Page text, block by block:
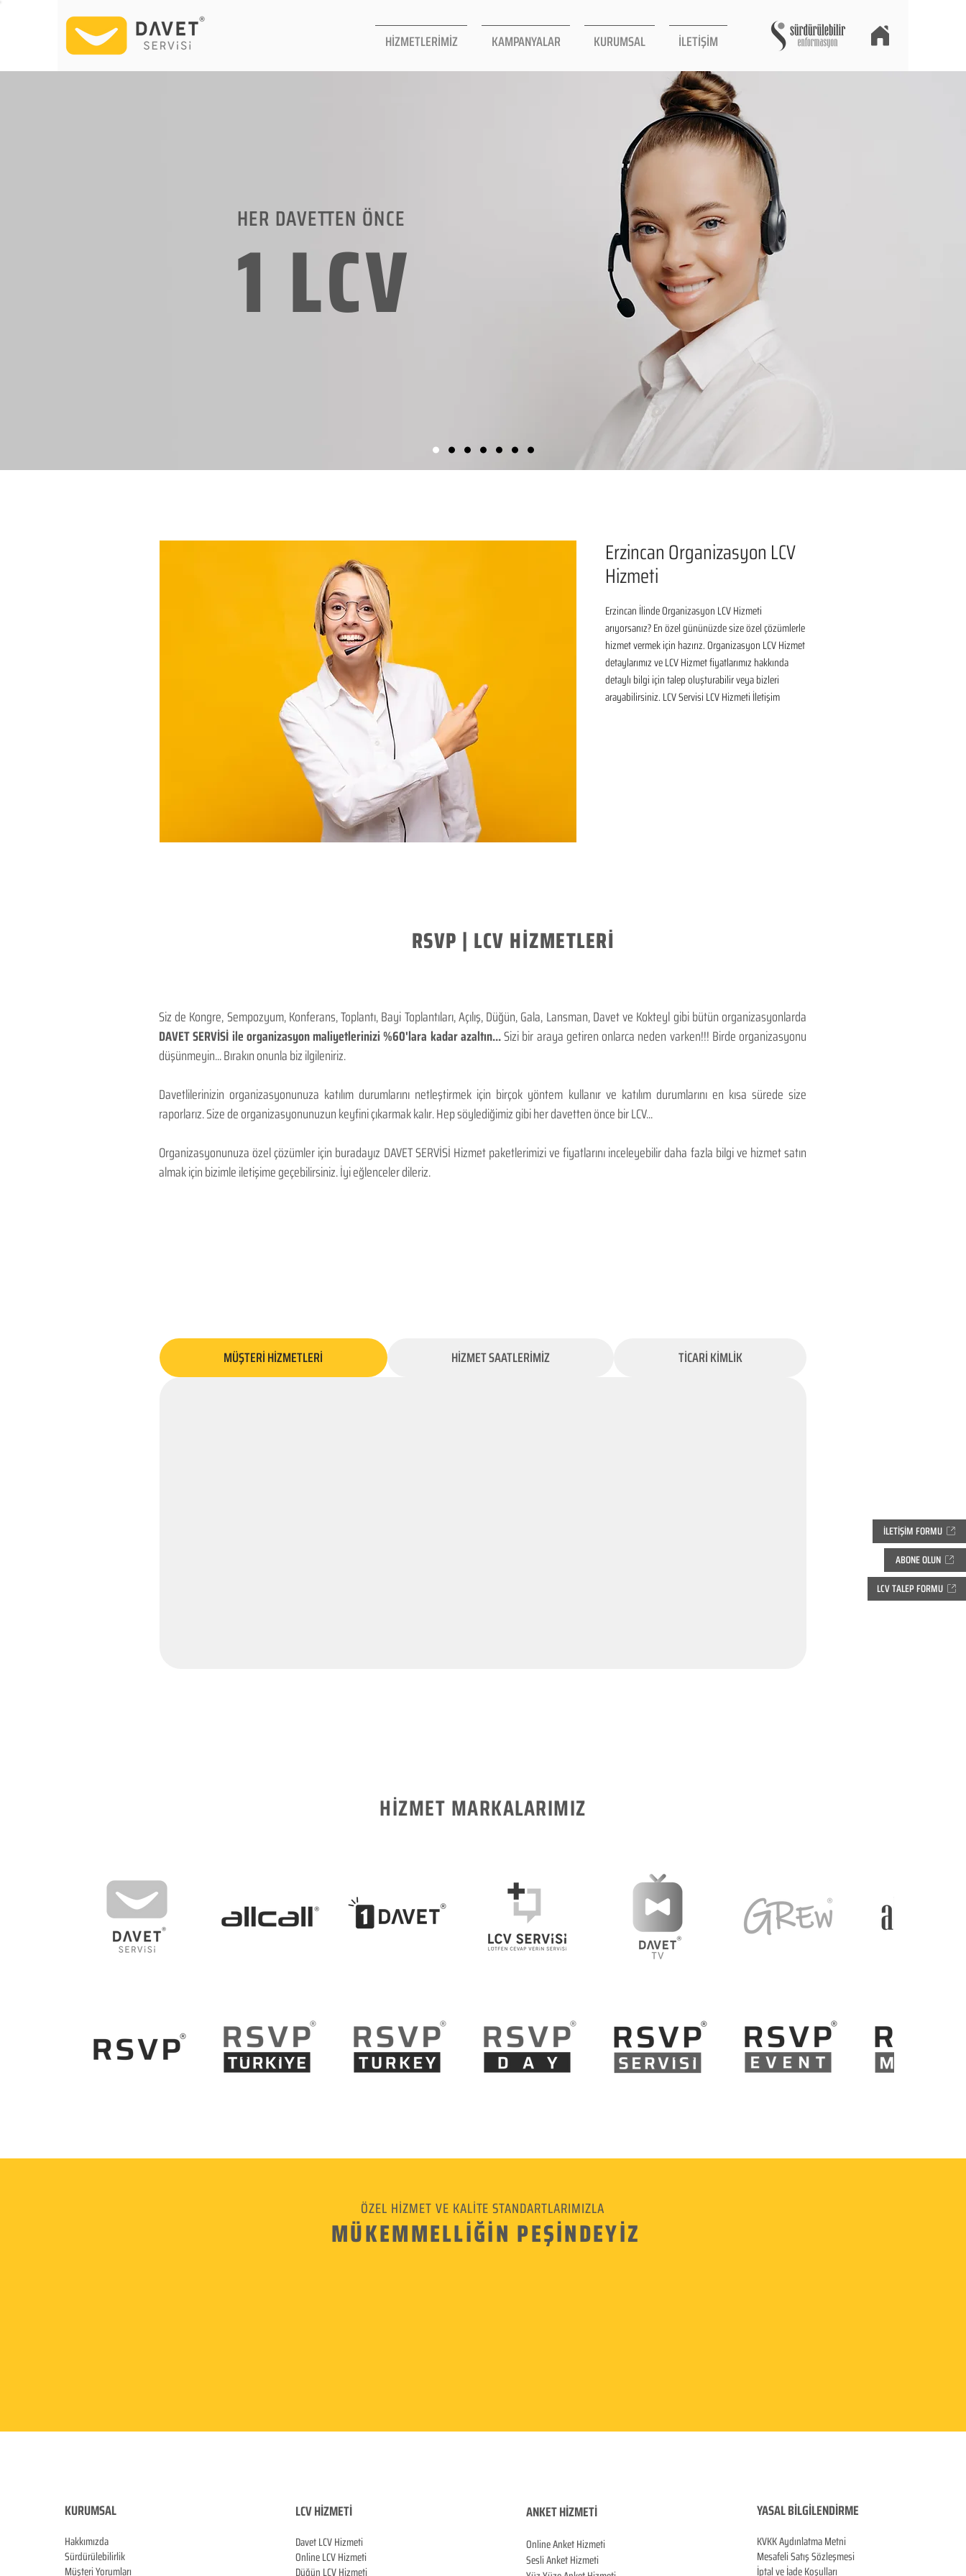
HİZMETLERİMİZ KAMPANYALAR KURUMSAL İLETİŞİM
ABONE OLUN
LCV TALEP FORMU
İLETİŞİM FORMU
HER DAVETTEN ÖNCE
1 LCV
Erzincan Organizasyon LCV
Hizmeti
Erzincan İlinde Organizasyon LCV Hizmeti
arıyorsanız? En özel gününüzde size özel çözümlerle
hizmet vermek için hazırız. Organizasyon LCV Hizmet
detaylarımız ve LCV Hizmet fiyatlarımız hakkında
detaylı bilgi için talep oluşturabilir veya bizleri
arayabilirsiniz. LCV Servisi LCV Hizmeti İletişim
RSVP | LCV HİZMETLERİ
Siz de Kongre, Sempozyum, Konferans, Toplantı, Bayi Toplantıları, Açılış, Düğün, Gala, Lansman, Davet ve Kokteyl gibi bütün organizasyonlarda
DAVET SERVİSİ ile organizasyon maliyetlerinizi %60'lara kadar azaltın...Sizi bir araya getiren onlarca neden varken!!! Birde organizasyonu
düşünmeyin... Bırakın onunla biz ilgileniriz.
Davetlilerinizin organizasyonunuza katılım durumlarını netleştirmek için birçok yöntem kullanır ve katılım durumlarını en kısa sürede size
raporlarız. Size de organizasyonunuzun keyfini çıkarmak kalır. Hep söylediğimiz gibi her davetten önce bir LCV...
Organizasyonunuza özel çözümler için buradayız DAVET SERVİSİ Hizmet paketlerimizi ve fiyatlarını inceleyebilir daha fazla bilgi ve hizmet satın
almak için bizimle iletişime geçebilirsiniz. İyi eğlenceler dileriz.
MÜŞTERİ HİZMETLERİ HİZMET SAATLERİMİZ TİCARİ KİMLİK
HİZMET MARKALARIMIZ
ÖZEL HİZMET VE KALİTE STANDARTLARIMIZLA
MÜKEMMELLİĞİN PEŞİNDEYİZ
KURUMSAL
Hakkımızda
Sürdürülebilirlik
Müşteri Yorumları
LCV HİZMETİ
Davet LCV Hizmeti
Online LCV Hizmeti
ANKET HİZMETİ
Online Anket Hizmeti
Sesli Anket Hizmeti
YASAL BİLGİLENDİRME
KVKK AydınlatmaMetni
Mesafeli Satış Sözleşmesi
İptal ve İade Koşulları